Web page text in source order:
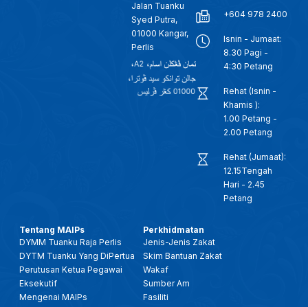
Jalan Tuanku
Syed Putra,
01000 Kangar,
Perlis
+604 978 2400
Isnin - Jumaat:
8.30 Pagi -
4:30 Petang
Rehat (Isnin -
Khamis ):
1.00 Petang -
2.00 Petang
Rehat (Jumaat):
12.15Tengah
Hari - 2.45
Petang
Tentang MAIPs
DYMM Tuanku Raja Perlis
DYTM Tuanku Yang DiPertua
Perutusan Ketua Pegawai
Eksekutif
Mengenai MAIPs
Perkhidmatan
Jenis-Jenis Zakat
Skim Bantuan Zakat
Wakaf
Sumber Am
Fasiliti